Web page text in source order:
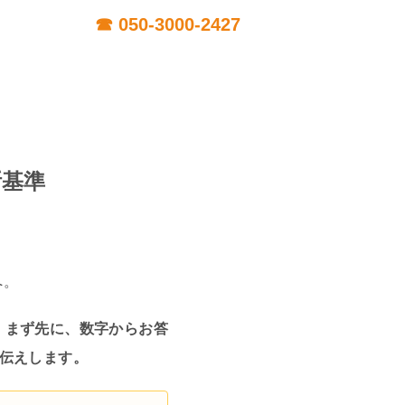
準
まず先に、数字からお答
えします。